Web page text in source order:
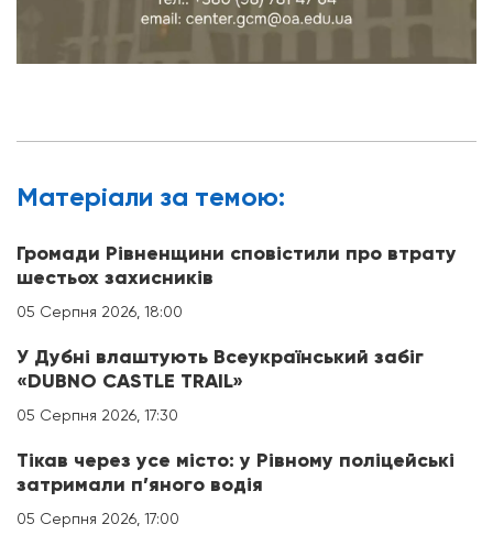
Матерiали за темою:
Громади Рівненщини сповістили про втрату
шестьох захисників
05 Серпня 2026, 18:00
У Дубні влаштують Всеукраїнський забіг
«DUBNO CASTLE TRAIL»
05 Серпня 2026, 17:30
Тікав через усе місто: у Рівному поліцейські
затримали п’яного водія
05 Серпня 2026, 17:00